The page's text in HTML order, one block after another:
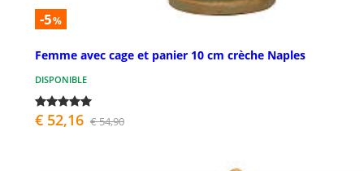
-5%
Femme avec cage et panier 10 cm crèche Naples
DISPONIBLE
€ 52,16 € 54,90